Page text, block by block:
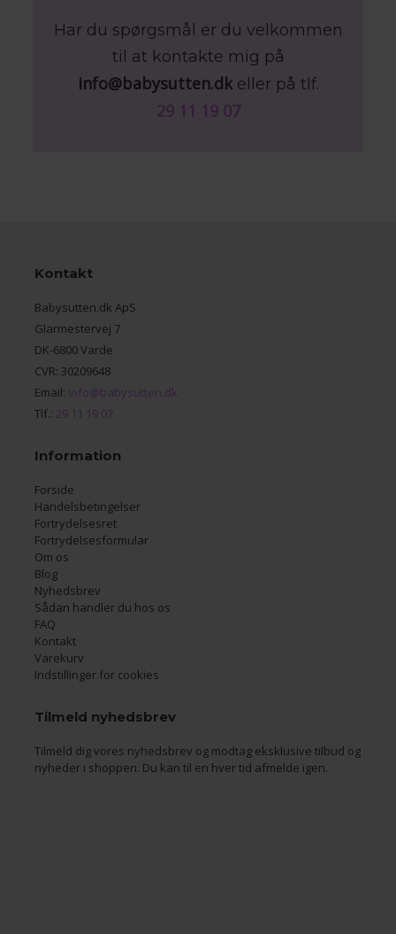
Har du spørgsmål er du velkommen
til at kontakte mig på
info@babysutten.dkeller på tlf.
29 11 19 07
Kontakt
Babysutten.dk ApS
Glarmestervej 7
DK-6800 Varde
CVR: 30209648
Email: info@babysutten.dk
Tlf.: 29 11 19 07
Information
Forside
Handelsbetingelser
Fortrydelsesret
Fortrydelsesformular
Om os
Blog
Nyhedsbrev
Sådan handler du hos os
FAQ
Kontakt
Varekurv
Indstillinger for cookies
Tilmeld nyhedsbrev
Tilmeld dig vores nyhedsbrev og modtag eksklusive tilbud og
nyheder i shoppen. Du kan til en hver tid afmelde igen.